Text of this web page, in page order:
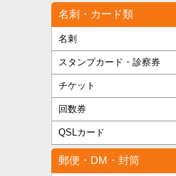
名刺・カード類
名刺
スタンプカード・診察券
チケット
回数券
QSLカード
郵便・DM・封筒